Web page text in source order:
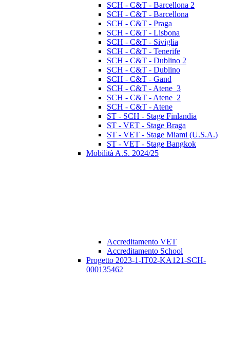
SCH - C&T - Barcellona 2
SCH - C&T - Barcellona
SCH - C&T - Praga
SCH - C&T - Lisbona
SCH - C&T - Siviglia
SCH - C&T - Tenerife
SCH - C&T - Dublino 2
SCH - C&T - Dublino
SCH - C&T - Gand
SCH - C&T - Atene_3
SCH - C&T - Atene_2
SCH - C&T - Atene
ST - SCH - Stage Finlandia
ST - VET - Stage Braga
ST - VET - Stage Miami (U.S.A.)
ST - VET - Stage Bangkok
Mobilità A.S. 2024/25
Accreditamento VET
Accreditamento School
Progetto 2023-1-IT02-KA121-SCH-
000135462